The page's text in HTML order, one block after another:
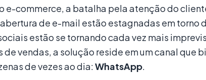
e-commerce, a batalha pela atenção do
de e-mail estão estagnadas em torno
estão se tornando cada vez mais
vendas, a solução reside em um canal que
de vezes ao dia:WhatsApp.